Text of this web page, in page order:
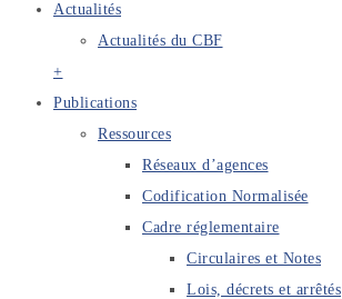
Actualités
Actualités du CBF
+
Publications
Ressources
Réseaux d’agences
Codification Normalisée
Cadre réglementaire
Circulaires et Notes
Lois, décrets et arrêtés